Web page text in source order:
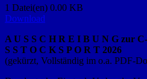
1 Datei(en) 0.00 KB
Download
A U S S C H R E I B U N G zur
S S T O C K S P O R T 2026
(gekürzt, Vollständig im o.a. PDF-